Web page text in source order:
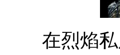
在烈焰私